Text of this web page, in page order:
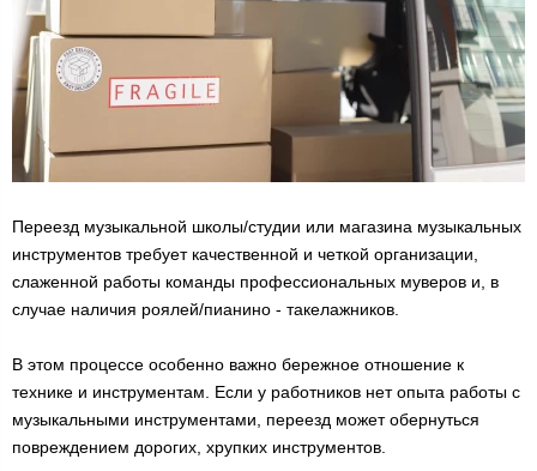
Переезд музыкальной школы/студии или магазина музыкальных
инструментов требует качественной и четкой организации,
слаженной работы команды профессиональных муверов и, в
случае наличия роялей/пианино - такелажников.
В этом процессе особенно важно бережное отношение к
технике и инструментам. Если у работников нет опыта работы с
музыкальными инструментами, переезд может обернуться
повреждением дорогих, хрупких инструментов.